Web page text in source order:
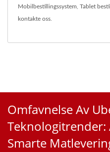
Mobilbestillingssystem Tablet
kontakte oss
Omfavnelse Av
Smarte